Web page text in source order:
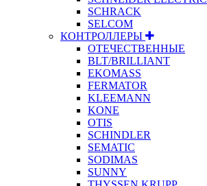
SCHRACK
SELCOM
КОНТРОЛЛЕРЫ
ОТЕЧЕСТВЕННЫЕ
BLT/BRILLIANT
EKOMASS
FERMATOR
KLEEMANN
KONE
OTIS
SCHINDLER
SEMATIC
SODIMAS
SUNNY